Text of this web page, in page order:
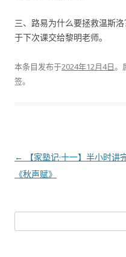
三、路易为什么要拯救温斯
于下次课交给黎明老师。
本条目发布于2024年12月4日。
签。
文
章
←
【家塾记·十一】半小时讲
《秋声赋》
索